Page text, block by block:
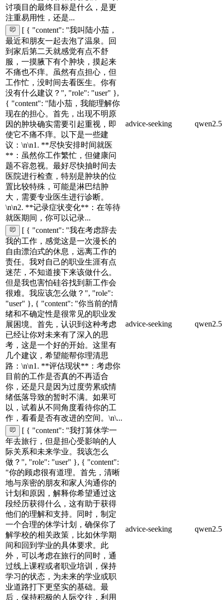
讨项目的最终目标是什么，是更
注重易用性，还是...
[ { "content": "我叫陆小茄，
最近和朋友一起去泡了温泉。回
到家后第二天就感觉有点不舒
服，一摸腋下有个肿块，摸起来
不痛也不痒。虽然有点担心，但
工作忙，没时间去看医生。你有
没有什么建议？", "role": "user" },
{ "content": "陆小茄，我能理解你
现在的担心。首先，出现不明原
因的肿块确实需要引起重视，即
使它不痛不痒。以下是一些建
议：\n\n1. **尽快安排时间就医
**：虽然你工作繁忙，但健康问
题不容忽视。最好尽快抽时间去
医院进行检查，特别是肿块的位
置比较特殊，可能是淋巴结肿
大，需要专业医生进行诊断。
\n\n2. **记录症状变化**：在等待
就医期间，你可以记录...
advice-seeking
[ { "content": "我在考虑辞去
我的工作，感觉这是一次漫长的
自由漂泊式的休息，远离工作的
责任。我对自己的职业生涯有点
迷茫，不知道接下来该做什么。
但是我也害怕硅谷找到新工作会
很难。我应该怎么做？", "role":
"user" }, { "content": "你当前的情
绪和不确定性是很常见的职业发
展困境。首先，认识到这种考虑
已经让你对未来有了深入的思
考，这是一个好的开始。这里有
几个建议，希望能帮你理清思
路：\n\n1. **评估现状**：考虑你
目前的工作是否真的不再适合
你，还是只是因为过度劳累或情
绪低落导致的暂时不满。如果可
以，试着从不同角度看待你的工
作，看看是否有改进的空间。\n\...
advice-seeking
[ { "content": "我打算休学一
年去旅行，但是担心受影响的人
际关系和未来学业。我该怎么
做？", "role": "user" }, { "content":
"你的顾虑很有道理。首先，清晰
地与亲密的朋友和家人沟通你的
计划和原因，解释你希望通过这
段经历获得什么，这有助于获得
他们的理解和支持。同时，制定
一个合理的休学计划，确保你了
解学校的相关政策，比如休学期
间和回到学业的具体要求。此
外，可以考虑在旅行的同时，通
过线上课程或者职业培训，保持
学习的状态，为未来的学业或职
业道路打下更坚实的基础。最
后，保持积极的人际交往，利用
advice-seeking